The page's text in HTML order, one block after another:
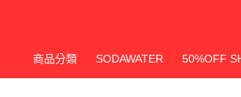
商品分類 SODAWATER 50%OFF